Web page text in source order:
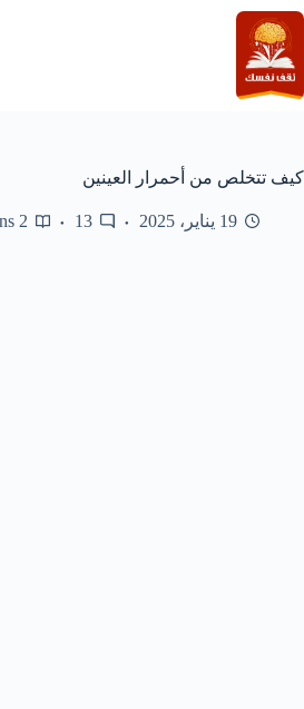
التجاوز
إلى
المحتوى
كيف تتخلص من أحمرار العينين
19 يناير، 2025 13
2 mins